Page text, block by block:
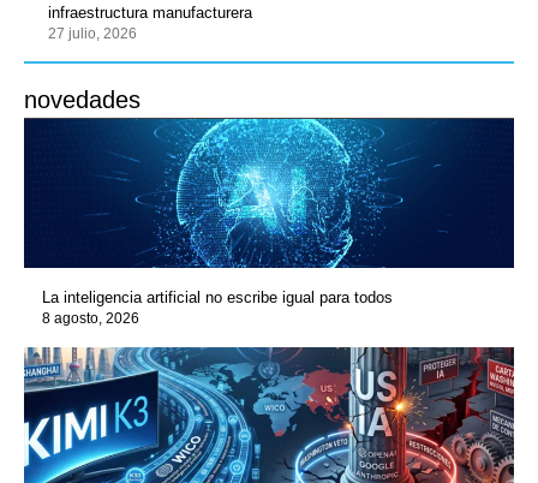
infraestructura manufacturera
27 julio, 2026
novedades
La inteligencia artificial no escribe igual para todos
8 agosto, 2026